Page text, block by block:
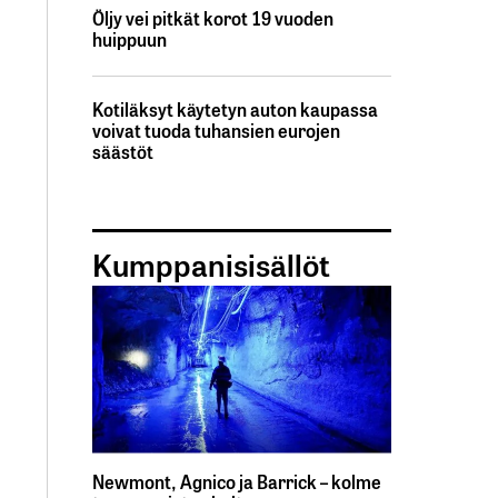
Öljy vei pitkät korot 19 vuoden
huippuun
Kotiläksyt käytetyn auton kaupassa
voivat tuoda tuhansien eurojen
säästöt
Kumppanisisällöt
Newmont, Agnico ja Barrick – kolme